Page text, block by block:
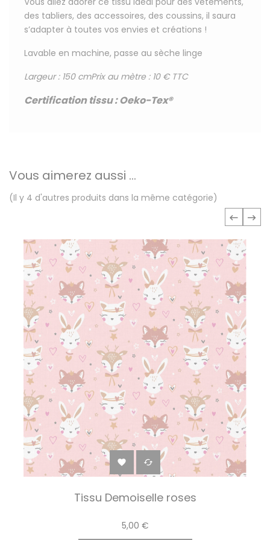
des tabliers, des accessoires, des coussins, il saura
s’adapter à toutes vos envies et créations !
Lavable en machine, passe au sèche linge
Largeur : 150 cmPrix au mètre : 10 € TTC
Certification tissu:Oeko-Tex®
Vous aimerez aussi ...
(Il y 4 d'autres produits dans la même catégorie)
 
Tissu Demoiselle roses
5,00 €